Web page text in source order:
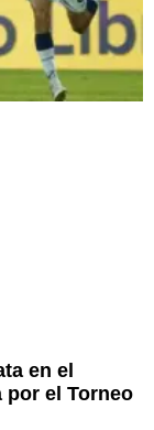
en el
por el Torneo